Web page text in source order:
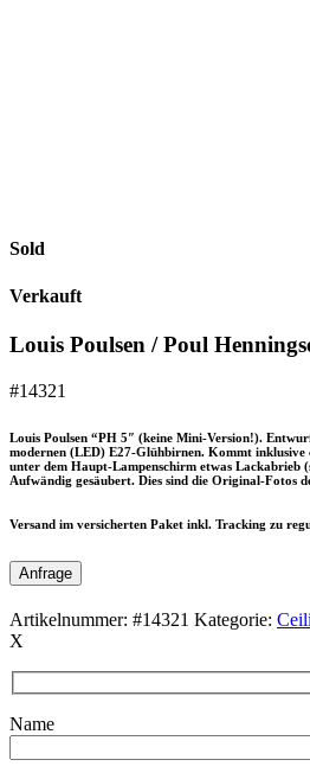
Sold
Verkauft
Louis Poulsen / Poul
#14321
Louis Poulsen “PH 5″ (keine Mini-Version!).
modernen (LED) E27-Glühbirnen. Kommt
unter dem Haupt-Lampenschirm etwas Lackabrieb
Aufwändig gesäubert. Dies sind die Original-Fotos
Versand im versicherten Paket inkl. Tracking zu
Anfrage
Artikelnummer: #14321 Kategorie:
X
Name